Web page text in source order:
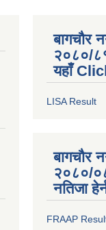
बागचौर
२०८०/
यहाँ
LISA Result
बागचौर
२०८०/
नतिजा
FRAAP